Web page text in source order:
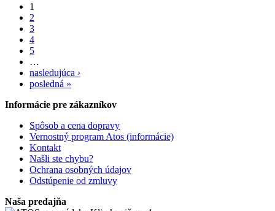
1
2
3
4
5
…
nasledujúca ›
posledná »
Informácie pre zákazníkov
Spôsob a cena dopravy
Vernostný program Atos (informácie)
Kontakt
Našli ste chybu?
Ochrana osobných údajov
Odstúpenie od zmluvy
Naša predajňa